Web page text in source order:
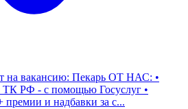
на вакансию: Пекарь ОТ НАС: •
ТК РФ - с помощью Госуслуг •
и надбавки за с...